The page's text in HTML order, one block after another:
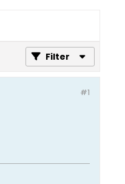
Filter
#1